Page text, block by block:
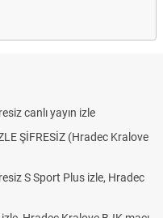
canlı yayın izle
ŞİFRESİZ (Hradec Kralove
S Sport Plus izle, Hradec